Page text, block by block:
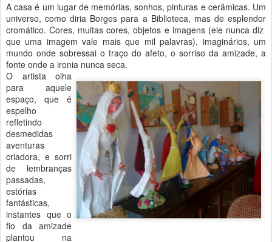
A casa é um lugar de memórias, sonhos, pinturas e cerâmicas. Um
universo, como diria Borges para a Biblioteca, mas de esplendor
cromático. Cores, muitas cores, objetos e imagens (ele nunca diz
que uma imagem vale mais que mil palavras), imaginários, um
mundo onde sobressai o traço do afeto, o sorriso da amizade, a
fonte onde a ironia nunca seca.
O artista olha
para aquele
espaço, que é
espelho
refletindo
desmedidas
aventuras
criadora, e sorri
de lembranças
passadas,
estórias
fantásticas,
instantes que o
fio da amizade
plantou na